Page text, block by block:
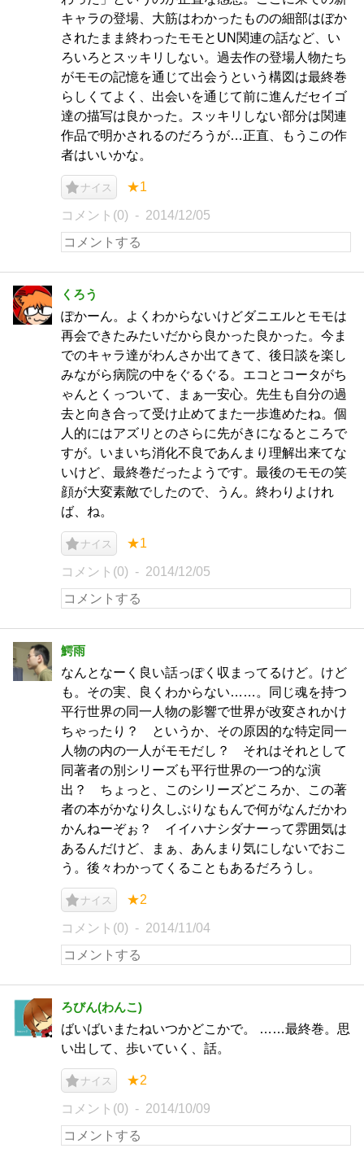
キャラの登場、大筋はわかったものの細部はぼか
されたまま終わったモモとUN関連の話など、い
ろいろとスッキリしない。過去作の登場人物たち
がモモの記憶を通じて出会うという構図は最終巻
らしくてよく、出会いを通じて前に進んだセイゴ
達の描写は良かった。スッキリしない部分は関連
作品で明かされるのだろうが…正直、もうこの作
者はいいかな。
ナイス ★1
コメント(0) 2014/12/05
くろう
ぽかーん。よくわからないけどダニエルとモモは
再会できたみたいだから良かった良かった。今ま
でのキャラ達がわんさか出てきて、後日談を楽し
みながら病院の中をぐるぐる。エコとコータがち
ゃんとくっついて、まぁ一安心。先生も自分の過
去と向き合って受け止めてまた一歩進めたね。個
人的にはアズリとのさらに先がきになるところで
すが。いまいち消化不良であんまり理解出来てな
いけど、最終巻だったようです。最後のモモの笑
顔が大変素敵でしたので、うん。終わりよけれ
ば、ね。
ナイス ★1
コメント(0) 2014/12/05
鰐雨
なんとなーく良い話っぽく収まってるけど。けど
も。その実、良くわからない……。同じ魂を持つ
平行世界の同一人物の影響で世界が改変されかけ
ちゃったり？ というか、その原因的な特定同一
人物の内の一人がモモだし？ それはそれとして
同著者の別シリーズも平行世界の一つ的な演
出？ ちょっと、このシリーズどころか、この著
者の本がかなり久しぶりなもんで何がなんだかわ
かんねーぞぉ？ イイハナシダナーって雰囲気は
あるんだけど、まぁ、あんまり気にしないでおこ
う。後々わかってくることもあるだろうし。
ナイス ★2
コメント(0) 2014/11/04
ろびん(わんこ)
ばいばいまたねいつかどこかで。 ……最終巻。思
い出して、歩いていく、話。
ナイス ★2
コメント(0) 2014/10/09